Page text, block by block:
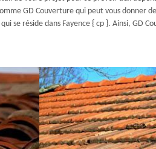
GD Couverture qui peut vous donner
réside dans Fayence { cp }. Ainsi, GD